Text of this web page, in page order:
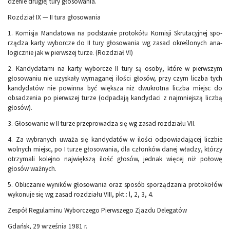
Rozdział IX — II tura głosowania
1. Komisja Mandatowa na podstawie protokółu Komisji Skrutacyjnej spo­
rządza karty wyborcze do II tury głosowania wg zasad określonych ana­
logicznie jak w pierwszej turze. (Rozdział VI)
2. Kandydatami na karty wyborcze II tury są osoby, które w pierwszym
głosowaniu nie uzyskały wymaganej ilości głosów, przy czym liczba tych
kandydatów nie powinna być większa niż dwukrotna liczba miejsc do
obsadzenia po pierwszej turze (odpadają kandydaci z najmniejszą liczbą
głosów).
3. Głosowanie w II turze przeprowadza się wg zasad rozdziału VII.
4. Za wybranych uważa się kandydatów w ilości odpowiadającej liczbie
wolnych miejsc, po I turze głosowania, dla członków danej władzy, któ­rzy
otrzymali kolejno największą ilość głosów, jednak więcej niż połowę
głosów ważnych.
5. Obliczanie wyników głosowania oraz sposób sporządzania protokołów
wykonuje się wg zasad rozdziału VIII, pkt.: l, 2, 3, 4.
Zespół Regulaminu Wyborczego Pierwszego Zjazdu Delegatów
Gdańsk, 29 września 1981 r.